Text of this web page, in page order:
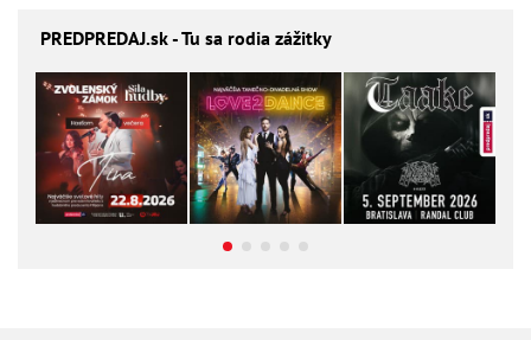
PREDPREDAJ.sk - Tu sa rodia zážitky